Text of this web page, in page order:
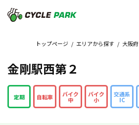
トップページ / エリアから探す / 大阪府
金剛駅西第２
定期 自転車 バイク
中
バイク
小
交通系
IC